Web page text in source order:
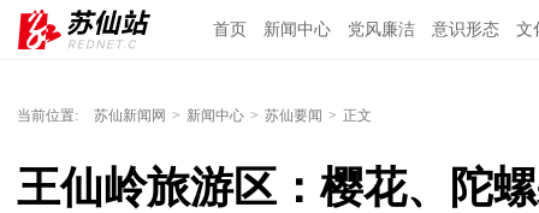
首页 新闻中心 党风廉洁 意识形态 文
当前位置: 苏仙新闻网 > 新闻中心 > 苏仙要闻 > 正文
王仙岭旅游区：樱花、陀